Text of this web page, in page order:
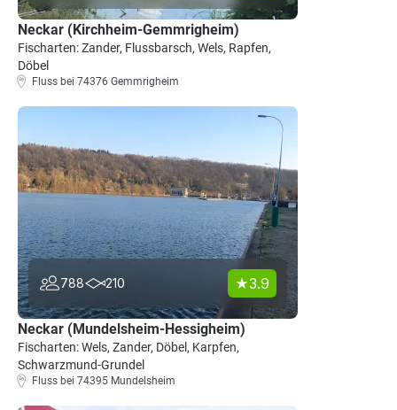
Neckar (Kirchheim-Gemmrigheim)
Fischarten: Zander, Flussbarsch, Wels, Rapfen,
Döbel
Fluss bei 74376 Gemmrigheim
788 210 3.9
Neckar (Mundelsheim-Hessigheim)
Fischarten: Wels, Zander, Döbel, Karpfen,
Schwarzmund-Grundel
Fluss bei 74395 Mundelsheim